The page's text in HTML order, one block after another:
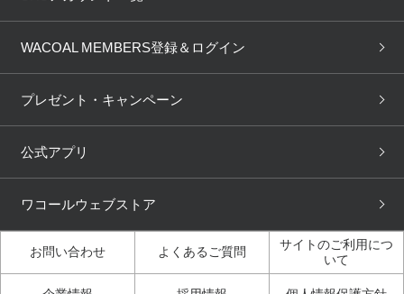
WACOAL Remamma Mens Innerwear
Licensed Brands
3Dボディスキャン
商品回収
ニュース＆トピックス
ブラパン ワコールスタイル
大人の工場見学inベトナム
人間科学研究開発センター見
学
ガイド（マンガ）
3Dボディスキャン体験（マ
WACOAL MEMBERS登録＆ログイン
プレゼント・キャンペーン
公式アプリ
ワコールウェブストア
お問い合わせ よくあるご質問
サイトのご利用につ
いて